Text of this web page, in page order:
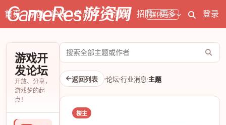
媒体号
首页 原创 论坛 产品库 开测表 招聘 更多 登录
游戏开
发论坛
开放、分享，
游戏梦的起
点！
搜
索
论
坛
返回列表 论坛 行业消息 主题
楼主